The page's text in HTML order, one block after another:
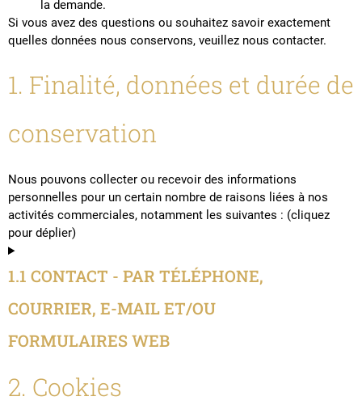
la demande.
Si vous avez des questions ou souhaitez savoir exactement
quelles données nous conservons, veuillez nous contacter.
1. Finalité, données et durée de
conservation
Nous pouvons collecter ou recevoir des informations
personnelles pour un certain nombre de raisons liées à nos
activités commerciales, notamment les suivantes : (cliquez
pour déplier)
1.1 CONTACT - PAR TÉLÉPHONE,
COURRIER, E-MAIL ET/OU
FORMULAIRES WEB
2. Cookies